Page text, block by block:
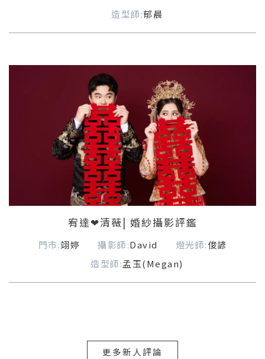
造型師:郁晨
宥達❤清薇| 婚紗攝影評鑑
門市:翊婷 攝影師:David 燈光師:俊諺
造型師:孟玉(Megan)
更多新人評論